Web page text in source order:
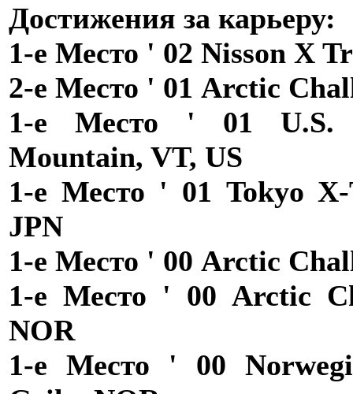
Достижения за карьеру:
1-е Место ' 02 Nisson X
2-е Место ' 01 Arctic
1-е Место ' 01 U.S.
Mountain, VT, US
1-е Место ' 01 Tokyo
JPN
1-е Место ' 00 Arctic
1-е Место ' 00 Arctic
NOR
1-е Место ' 00